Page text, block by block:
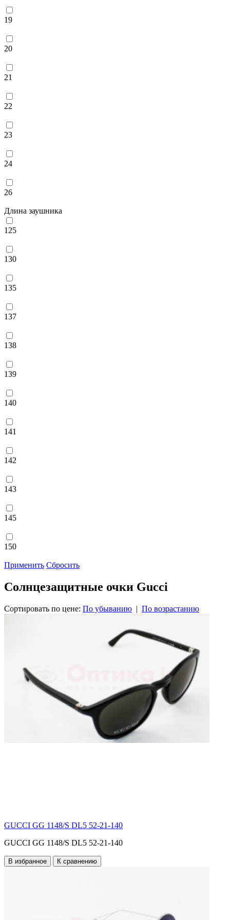
19
20
21
22
23
24
26
Длина заушника
125
130
135
137
138
139
140
141
142
143
145
150
Применить Сбросить
Солнцезащитные очки Gucci
Сортировать по цене: По убыванию | По возрастанию
GUCCI GG 1148/S DL5 52-21-140
GUCCI GG 1148/S DL5 52-21-140
В избранное К сравнению